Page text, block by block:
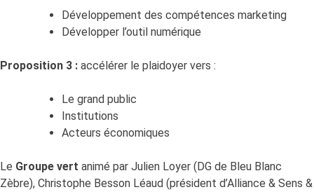
Développement des compétences marketing
Développer l’outil numérique
Proposition 3 : accélérer le plaidoyer vers :
Le grand public
Institutions
Acteurs économiques
Le Groupe vert animé par Julien Loyer (DG de Bleu Blanc
Zèbre), Christophe Besson Léaud (président d’Alliance & Sens &